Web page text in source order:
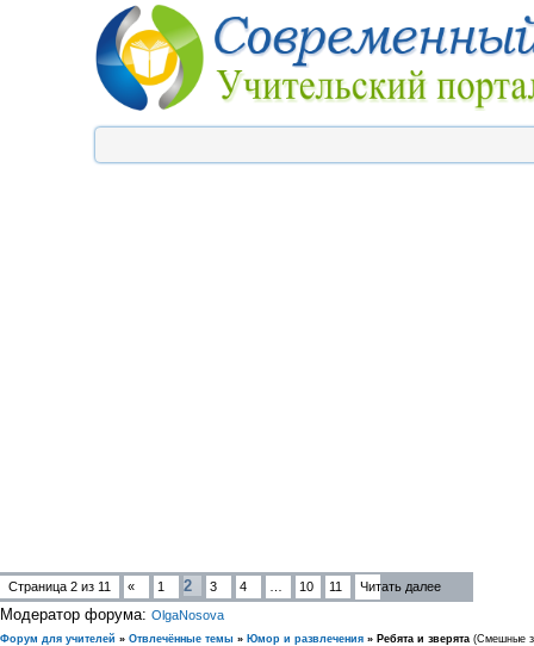
Страница 2 из 11 « 1 2 3 4 10 11 Читать далее
Модератор форума: OlgaNosova
Форум для учителей » Отвлечённые темы » Юмор и развлечения » Ребята и зверята (Смешные